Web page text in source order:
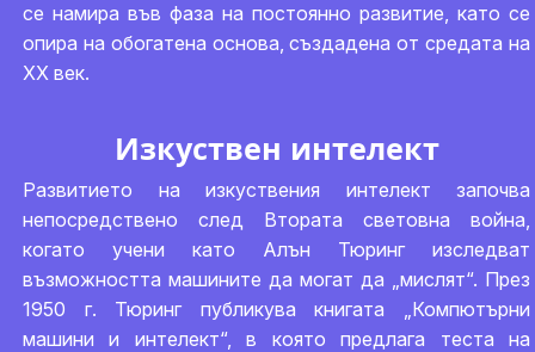
се намира във фаза на постоянно развитие, като се
опира на обогатена основа, създадена от средата на
ХХ век.
Изкуствен интелект
Развитието на изкуствения интелект започва
непосредствено след Втората световна война,
когато учени като Алън Тюринг изследват
възможността машините да могат да „мислят“. През
1950 г. Тюринг публикува книгата „Компютърни
машини и интелект“, в която предлага теста на